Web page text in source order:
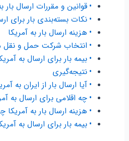
قوانین و مقررات ارسال بار
نکات بسته‌بندی بار برای
هزینه ارسال بار به آمریکا
انتخاب شرکت حمل و نقل
بیمه بار برای ارسال به
نتیجه‌گیری
آیا ارسال بار از ایران به
چه اقلامی برای ارسال به
هزینه ارسال بار به
بیمه بار برای ارسال به